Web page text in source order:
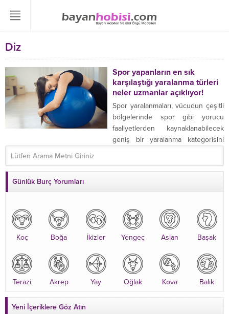
Diz
Spor yapanların en sık
karşılaştığı yaralanma türleri
neler uzmanlar açıklıyor!
Spor yaralanmaları, vücudun çeşitli
bölgelerinde spor gibi yorucu
faaliyetlerden kaynaklanabilecek
geniş bir yaralanma kategorisini
Günlük Burç Yorumları
Koç Boğa İkizler Yengeç Aslan Başak
Terazi Akrep Yay Oğlak Kova Balık
Yeni İçeriklere Göz Atın